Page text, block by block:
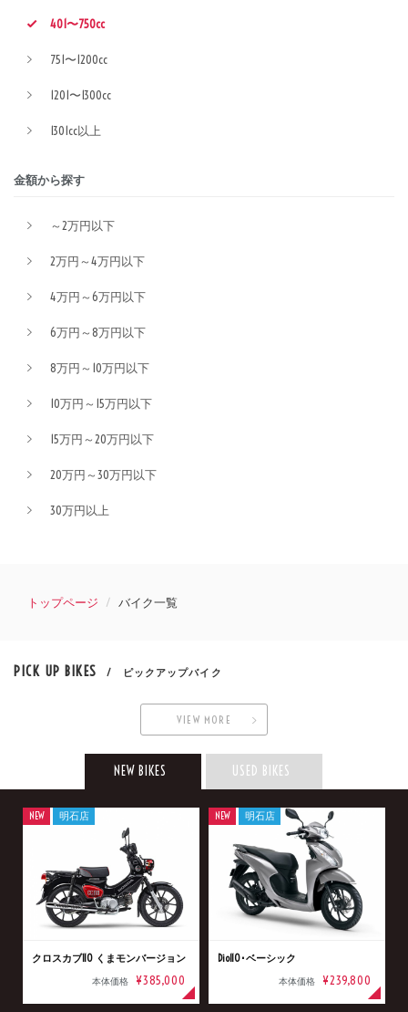
401〜750cc
751〜1200cc
1201〜1300cc
1301cc以上
金額から探す
～2万円以下
2万円～4万円以下
4万円～6万円以下
6万円～8万円以下
8万円～10万円以下
10万円～15万円以下
15万円～20万円以下
20万円～30万円以下
30万円以上
トップページ バイク一覧
PICK UP BIKES / ピックアップバイク
VIEW MORE
NEW BIKES USED BIKES
クロスカブ110 くまモンバージョン
本体価格 ¥385,000
NEW 明石店
Dio110･ベーシック
本体価格 ¥239,800
NEW 明石店